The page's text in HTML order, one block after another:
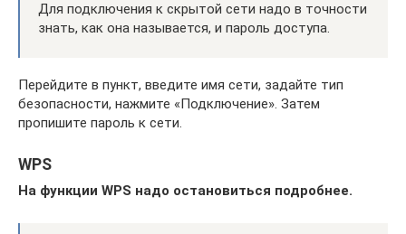
Для подключения к скрытой сети надо в точности
знать, как она называется, и пароль доступа.
Перейдите в пункт, введите имя сети, задайте тип
безопасности, нажмите «Подключение». Затем
пропишите пароль к сети.
WPS
На функции WPS надо остановиться подробнее.